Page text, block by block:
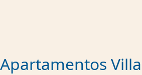
Apartamentos